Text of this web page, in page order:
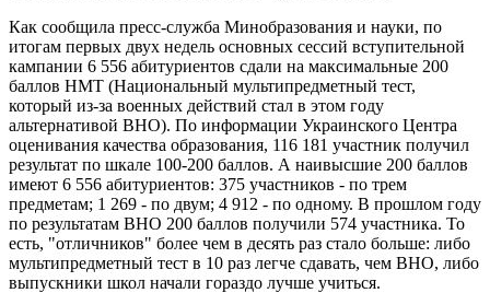
Как сообщила пресс-служба Минобразования и науки, по
итогам первых двух недель основных сессий вступительной
кампании 6 556 абитуриентов сдали на максимальные 200
баллов НМТ (Национальный мультипредметный тест,
который из-за военных действий стал в этом году
альтернативой ВНО). По информации Украинского Центра
оценивания качества образования, 116 181 участник получил
результат по шкале 100-200 баллов. А наивысшие 200 баллов
имеют 6 556 абитуриентов: 375 участников - по трем
предметам; 1 269 - по двум; 4 912 - по одному. В прошлом году
по результатам ВНО 200 баллов получили 574 участника. То
есть, "отличников" более чем в десять раз стало больше: либо
мультипредметный тест в 10 раз легче сдавать, чем ВНО, либо
выпускники школ начали гораздо лучше учиться.